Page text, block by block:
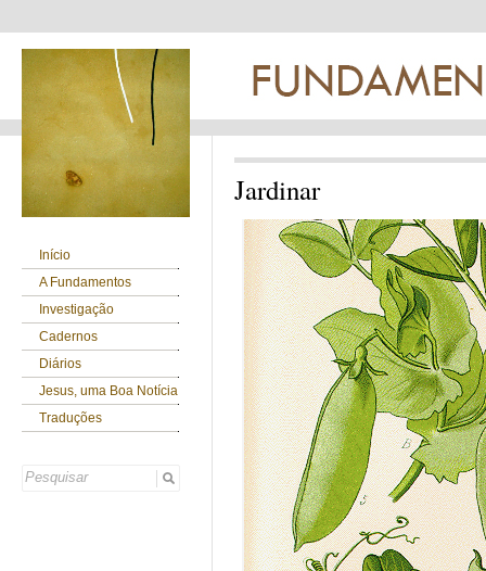
Início
A Fundamentos
Investigação
Cadernos
Diários
Jesus, uma Boa Notícia
Traduções
Jardinar